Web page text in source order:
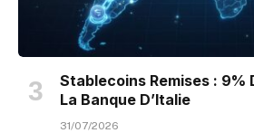
Stablecoins Remises : 9%
La Banque D’Italie
31/07/2026